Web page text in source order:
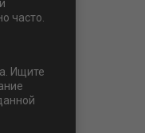
часто.
Ищите